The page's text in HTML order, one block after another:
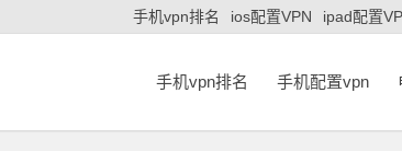
手机vpn排名 ios配置VPN ipad配置
手机vpn排名 手机配置vpn